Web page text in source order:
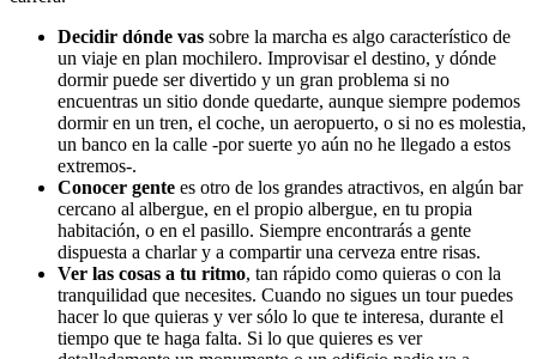
Decidir dónde vas sobre la marcha es algo característico de
un viaje en plan mochilero. Improvisar el destino, y dónde
dormir puede ser divertido y un gran problema si no
encuentras un sitio donde quedarte, aunque siempre podemos
dormir en un tren, el coche, un aeropuerto, o si no es molestia,
un banco en la calle -por suerte yo aún no he llegado a estos
extremos-.
Conocer gente es otro de los grandes atractivos, en algún bar
cercano al albergue, en el propio albergue, en tu propia
habitación, o en el pasillo. Siempre encontrarás a gente
dispuesta a charlar y a compartir una cerveza entre risas.
Ver las cosas a tu ritmo, tan rápido como quieras o con la
tranquilidad que necesites. Cuando no sigues un tour puedes
hacer lo que quieras y ver sólo lo que te interesa, durante el
tiempo que te haga falta. Si lo que quieres es ver